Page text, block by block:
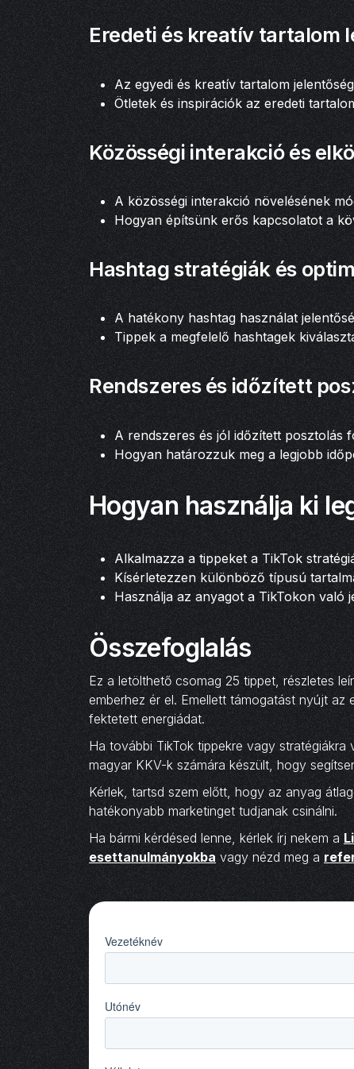
Eredeti és kreatív tartalom
Az egyedi és kreatív tartalom
Ötletek és inspirációk az eredeti
Közösségi interakció és
A közösségi interakció növelésének
Hogyan építsünk erős kapcsolatot a
Hashtag stratégiák és
A hatékony hashtag használat
Tippek a megfelelő hashtagek
Rendszeres és időzített
A rendszeres és jól időzített posztolás
Hogyan határozzuk meg a legjobb
Hogyan használja ki
Alkalmazza a tippeket a TikTok
Kísérletezzen különböző típusú
Használja az anyagot a TikTokon való
Összefoglalás
Ez a letölthető csomag 25 tippet, részletes
emberhez ér el. Emellett támogatást nyújt
fektetett energiádat.
Ha további TikTok tippekre vagy
magyar KKV-k számára készült, hogy
Kérlek, tartsd szem előtt, hogy az anyag
hatékonyabb marketinget tudjanak csinálni.
Ha bármi kérdésed lenne, kérlek írj nekem a
esettanulmányokba vagy nézd meg a